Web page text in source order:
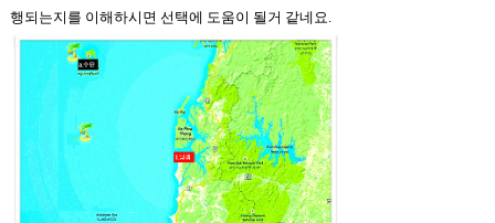
행되는지를 이해하시면 선택에 도움이 될거 같네요.